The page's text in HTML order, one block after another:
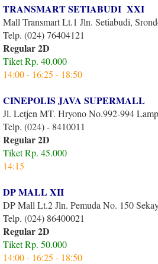
TRANSMART SETIABUDI XXI
Mall Transmart Lt.1 Jln. Setiabudi,
Telp. (024) 76404121
Regular 2D
Tiket Rp. 40.000
14:00 - 16:25 - 18:50
CINEPOLIS JAVA SUPERMALL
Jl. Letjen MT. Hryono No.992-994
Telp. (024) - 8410011
Regular 2D
Tiket Rp. 45.000
14:15
DP MALL XII
DP Mall Lt.2 Jln. Pemuda No. 150
Telp. (024) 86400021
Regular 2D
Tiket Rp. 50.000
14:00 - 16:25 - 18:50